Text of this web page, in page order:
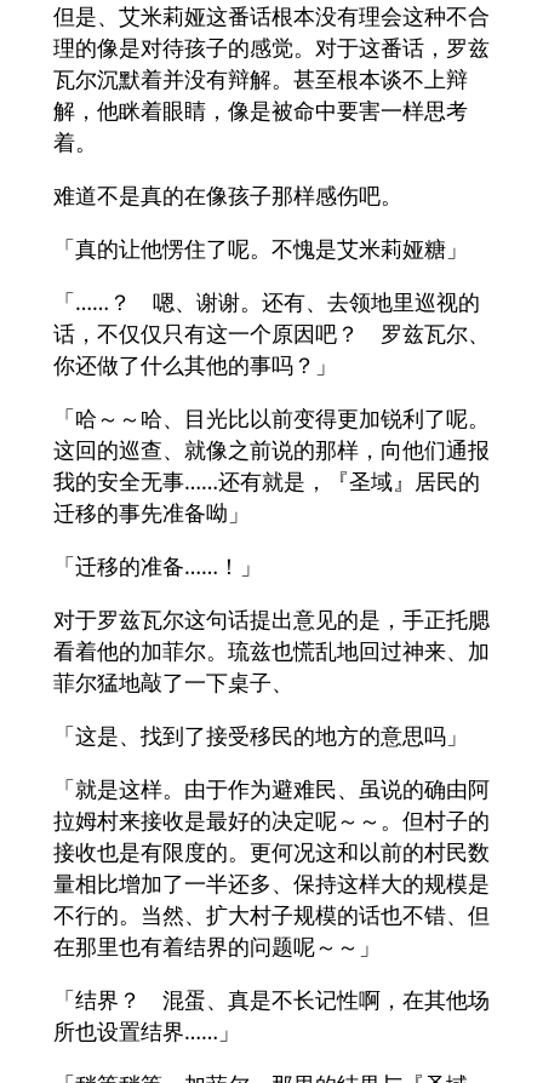
但是、艾米莉娅这番话根本没有理会这种不合
理的像是对待孩子的感觉。对于这番话，罗兹
瓦尔沉默着并没有辩解。甚至根本谈不上辩
解，他眯着眼睛，像是被命中要害一样思考
着。
难道不是真的在像孩子那样感伤吧。
「真的让他愣住了呢。不愧是艾米莉娅糖」
「……？ 嗯、谢谢。还有、去领地里巡视的
话，不仅仅只有这一个原因吧？ 罗兹瓦尔、
你还做了什么其他的事吗？」
「哈～～哈、目光比以前变得更加锐利了呢。
这回的巡查、就像之前说的那样，向他们通报
我的安全无事……还有就是，『圣域』居民的
迁移的事先准备呦」
「迁移的准备……！」
对于罗兹瓦尔这句话提出意见的是，手正托腮
看着他的加菲尔。琉兹也慌乱地回过神来、加
菲尔猛地敲了一下桌子、
「这是、找到了接受移民的地方的意思吗」
「就是这样。由于作为避难民、虽说的确由阿
拉姆村来接收是最好的决定呢～～。但村子的
接收也是有限度的。更何况这和以前的村民数
量相比增加了一半还多、保持这样大的规模是
不行的。当然、扩大村子规模的话也不错、但
在那里也有着结界的问题呢～～」
「结界？ 混蛋、真是不长记性啊，在其他场
所也设置结界……」